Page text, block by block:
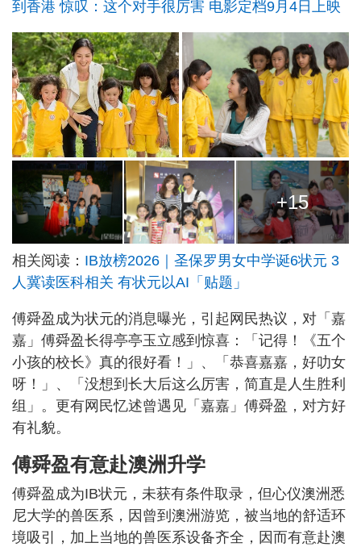
到香港 惊叹：这个对手很厉害 电影定档9月4日上映
+15
相关阅读： IB放榜2026｜圣保罗男女中学诞6状元 3
人冀读医科相关 有状元以AI「贴题」
傅舜盈成为状元的消息曝光，引起网民热议，对「嘉
嘉」傅舜盈长得亭亭玉立感到惊喜：「记得！《五个
小孩的校长》真的很好看！」、「恭喜嘉嘉，好叻女
呀！」、「没想到长大后这么厉害，简直是人生胜利
组」。更有网民忆述曾遇见「嘉嘉」傅舜盈，对方好
有礼貌。
傅舜盈有意赴澳洲升学
傅舜盈成为IB状元，未获有条件取录，但心仪澳洲悉
尼大学的兽医系，因曾到澳洲游览，被当地的舒适环
境吸引，加上当地的兽医系设备齐全，因而有意赴澳